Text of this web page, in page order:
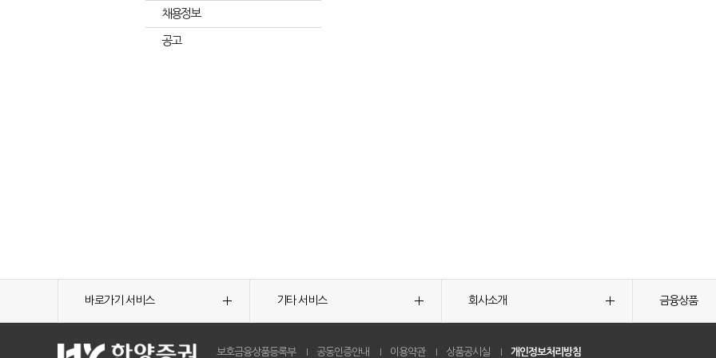
채용정보
공고
바로가기 서비스 기타 서비스 회사소개 금융상품
보호금융상품등록부 공동인증안내 이용약관 상품공시실 개인정보처리방침